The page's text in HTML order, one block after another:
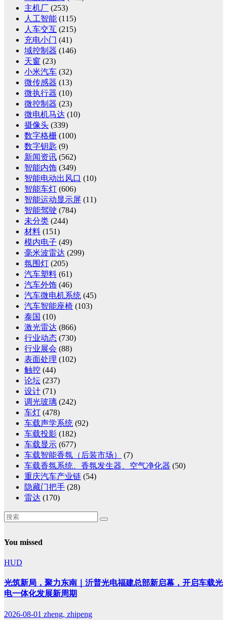
主机厂 (253)
人工智能 (115)
人车交互 (215)
充电小门 (41)
域控制器 (146)
天窗 (23)
小米汽车 (32)
微传感器 (13)
微执行器 (10)
微控制器 (23)
微电机马达 (10)
摄像头 (339)
数字格栅 (100)
数字钥匙 (9)
新闻资讯 (562)
智能内饰 (349)
智能电动出风口 (10)
智能车灯 (606)
智能运动显示屏 (11)
智能驾驶 (784)
未分类 (244)
材料 (151)
模内电子 (49)
毫米波雷达 (299)
氛围灯 (205)
汽车塑料 (61)
汽车外饰 (46)
汽车微电机系统 (45)
汽车智能座椅 (103)
泰国 (10)
激光雷达 (866)
行业动态 (730)
行业展会 (88)
表面处理 (102)
触控 (44)
论坛 (237)
设计 (71)
调光玻璃 (242)
车灯 (478)
车载声学系统 (92)
车载投影 (182)
车载显示 (677)
车载智能香氛（后装市场）
(7)
车载香氛系统、香氛发生器、空气净化器 (50)
重庆汽车产业链 (54)
隐藏门把手 (28)
雷达 (170)
You missed
HUD
光筑新局，聚力东南｜沂普光电福建总部新启幕，开启车载光
电一体化发展新周期
2026-08-01 zheng, zhipeng